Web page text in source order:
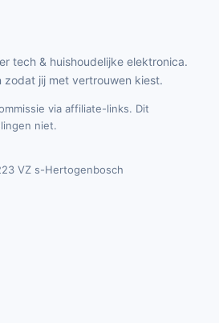
tech & huishoudelijke elektronica.
zodat jij met vertrouwen kiest.
via affiliate-links. Dit
niet.
VZ s-Hertogenbosch